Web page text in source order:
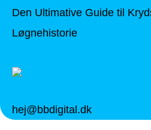
Den Ultimative Guide til
Løgnehistorie
hej@bbdigital.dk